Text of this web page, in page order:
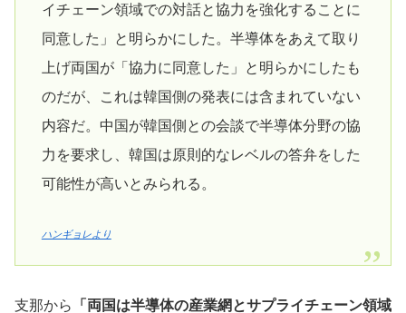
イチェーン領域での対話と協力を強化することに
同意した」と明らかにした。半導体をあえて取り
上げ両国が「協力に同意した」と明らかにしたも
のだが、これは韓国側の発表には含まれていない
内容だ。中国が韓国側との会談で半導体分野の協
力を要求し、韓国は原則的なレベルの答弁をした
可能性が高いとみられる。
ハンギョレより
支那から
「両国は半導体の産業網とサプライチェーン領域